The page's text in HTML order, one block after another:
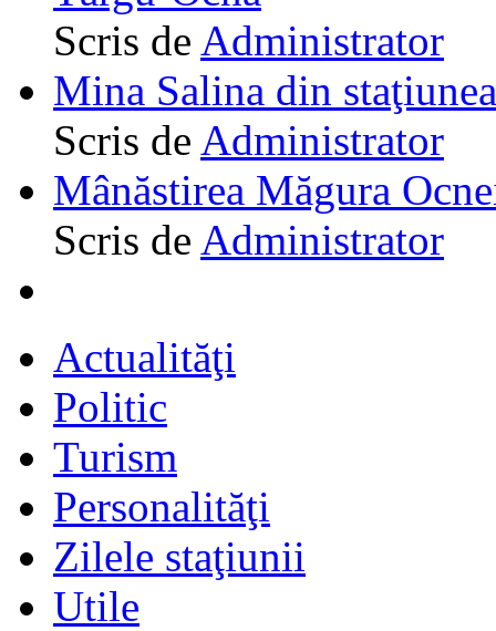
Scris de Administrator
Mina Salina din
Scris de Administrator
Mânăstirea Măgura
Scris de Administrator
Actualităţi
Politic
Turism
Personalităţi
Zilele staţiunii
Utile